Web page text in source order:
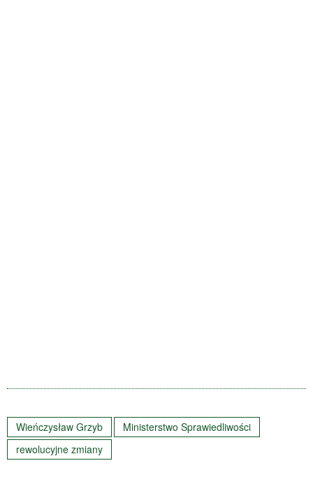
Wieńczysław Grzyb
Ministerstwo Sprawiedliwości
rewolucyjne zmiany